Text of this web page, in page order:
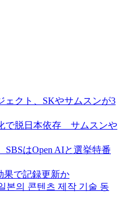
ェクト、SKやサムスンが3
で脱日本依存 サムスンや
はOpen AIと選挙特番
果で記録更新か
본의 콘텐츠 제작 기술 동